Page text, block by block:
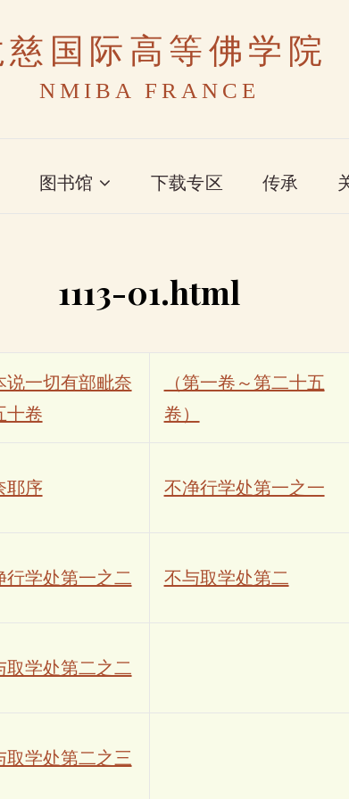
慈国际高等佛学院
NMIBA FRANCE
图书馆 下载专区 传承
1113-01.html
说一切有部毗奈
十卷
（第一卷～第二十五
卷）
耶序 不净行学处第一之一
行学处第一之二 不与取学处第二
取学处第二之二
取学处第二之三